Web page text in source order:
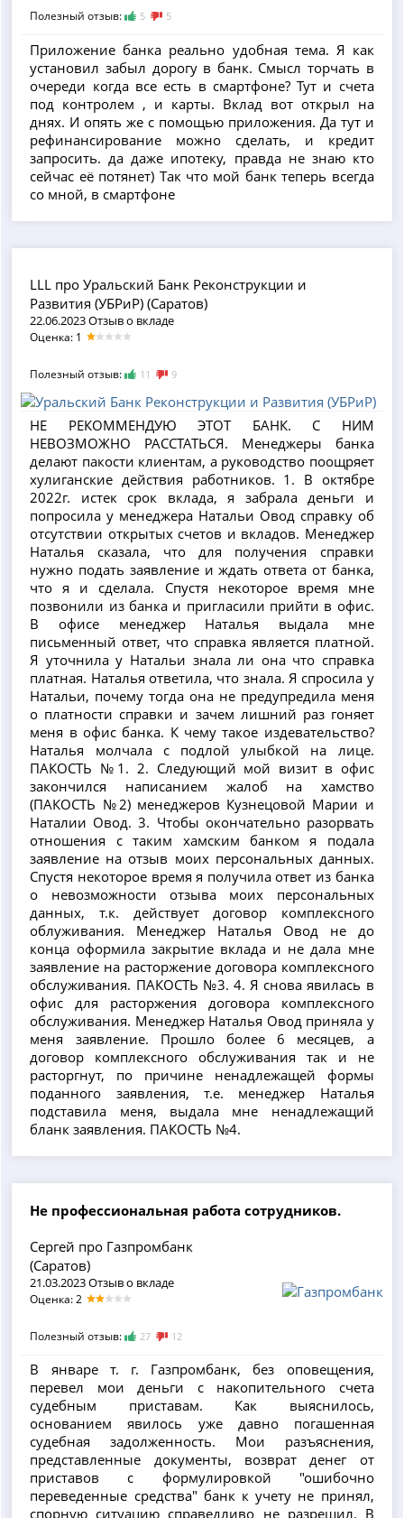
Полезный отзыв: 5 5
Приложение банка реально удобная тема. Я как
установил забыл дорогу в банк. Смысл торчать в
очереди когда все есть в смартфоне? Тут и счета
под контролем , и карты. Вклад вот открыл на
днях. И опять же с помощью приложения. Да тут и
рефинансирование можно сделать, и кредит
запросить. да даже ипотеку, правда не знаю кто
сейчас её потянет) Так что мой банк теперь всегда
со мной, в смартфоне
LLL про Уральский Банк Реконструкции и
Развития (УБРиР) (Саратов)
22.06.2023 Отзыв о вкладе
Оценка: 1
Полезный отзыв: 11 9
НЕ РЕКОММЕНДУЮ ЭТОТ БАНК. С НИМ
НЕВОЗМОЖНО РАССТАТЬСЯ. Менеджеры банка
делают пакости клиентам, а руководство поощряет
хулиганские действия работников. 1. В октябре
2022г. истек срок вклада, я забрала деньги и
попросила у менеджера Натальи Овод справку об
отсутствии открытых счетов и вкладов. Менеджер
Наталья сказала, что для получения справки
нужно подать заявление и ждать ответа от банка,
что я и сделала. Спустя некоторое время мне
позвонили из банка и пригласили прийти в офис.
В офисе менеджер Наталья выдала мне
письменный ответ, что справка является платной.
Я уточнила у Натальи знала ли она что справка
платная. Наталья ответила, что знала. Я спросила у
Натальи, почему тогда она не предупредила меня
о платности справки и зачем лишний раз гоняет
меня в офис банка. К чему такое издевательство?
Наталья молчала с подлой улыбкой на лице.
ПАКОСТЬ №1. 2. Следующий мой визит в офис
закончился написанием жалоб на хамство
(ПАКОСТЬ №2) менеджеров Кузнецовой Марии и
Наталии Овод. 3. Чтобы окончательно разорвать
отношения с таким хамским банком я подала
заявление на отзыв моих персональных данных.
Спустя некоторое время я получила ответ из банка
о невозможности отзыва моих персональных
данных, т.к. действует договор комплексного
облуживания. Менеджер Наталья Овод не до
конца оформила закрытие вклада и не дала мне
заявление на расторжение договора комплексного
обслуживания. ПАКОСТЬ №3. 4. Я снова явилась в
офис для расторжения договора комплексного
обслуживания. Менеджер Наталья Овод приняла у
меня заявление. Прошло более 6 месяцев, а
договор комплексного обслуживания так и не
расторгнут, по причине ненадлежащей формы
поданного заявления, т.е. менеджер Наталья
подставила меня, выдала мне ненадлежащий
бланк заявления. ПАКОСТЬ №4.
Не профессиональная работа сотрудников.
Сергей про Газпромбанк
(Саратов)
21.03.2023 Отзыв о вкладе
Оценка: 2
Полезный отзыв: 27 12
В январе т. г. Газпромбанк, без оповещения,
перевел мои деньги с накопительного счета
судебным приставам. Как выяснилось,
основанием явилось уже давно погашенная
судебная задолженность. Мои разъяснения,
представленные документы, возврат денег от
приставов с формулировкой "ошибочно
переведенные средства" банк к учету не принял,
спорную ситуацию справедливо не разрешил. В